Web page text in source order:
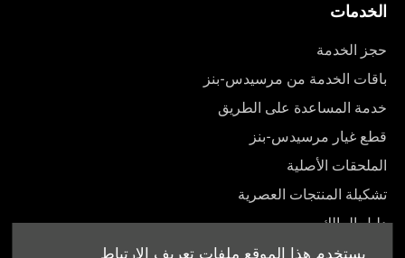
يستخدم هذا الموقع ملفات تعريف الارتباط
الخدمات
حجز الخدمة
باقات الخدمة من مرسيدس-بنز
خدمة المساعدة على الطريق
قطع غيار مرسيدس-بنز
الملحقات الأصلية
تشكيلة المنتجات العصرية
دليل المالك